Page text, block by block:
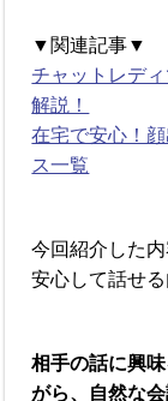
▼関連記事▼
チャットレデ
解説！
在宅で安心！
ス一覧
今回紹介した
安心して話せ
相手の話に興
がら、自然な